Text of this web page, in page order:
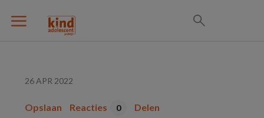
26 APR 2022
Opslaan Reacties 0 Delen